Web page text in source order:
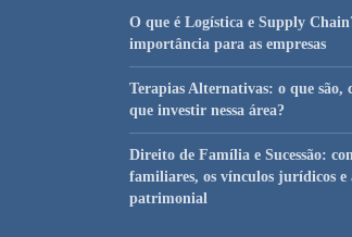
O que é Logística e Supply
importância para as empresas
Terapias Alternativas: o que são,
que investir nessa área?
Direito de Família e Sucessão:
familiares, os vínculos jurídicos e
patrimonial